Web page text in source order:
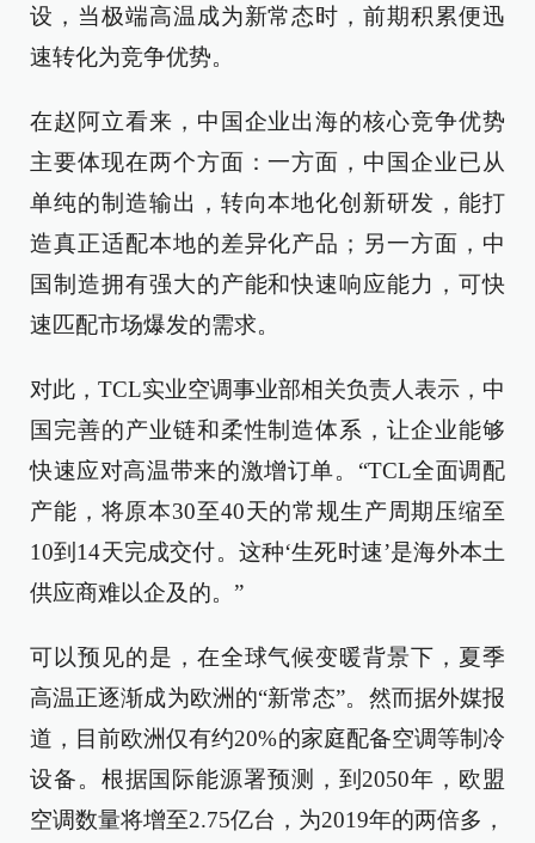
设，当极端高温成为新常态时，前期积累便迅
速转化为竞争优势。
在赵阿立看来，中国企业出海的核心竞争优势
主要体现在两个方面：一方面，中国企业已从
单纯的制造输出，转向本地化创新研发，能打
造真正适配本地的差异化产品；另一方面，中
国制造拥有强大的产能和快速响应能力，可快
速匹配市场爆发的需求。
对此，TCL实业空调事业部相关负责人表示，中
国完善的产业链和柔性制造体系，让企业能够
快速应对高温带来的激增订单。“TCL全面调配
产能，将原本30至40天的常规生产周期压缩至
10到14天完成交付。这种‘生死时速’是海外本土
供应商难以企及的。”
可以预见的是，在全球气候变暖背景下，夏季
高温正逐渐成为欧洲的“新常态”。然而据外媒报
道，目前欧洲仅有约20%的家庭配备空调等制冷
设备。根据国际能源署预测，到2050年，欧盟
空调数量将增至2.75亿台，为2019年的两倍多，